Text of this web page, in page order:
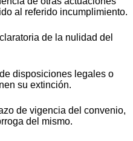
al referido incumplimiento.
de la nulidad del
disposiciones legales o
su extinción.
de vigencia del convenio,
del mismo.